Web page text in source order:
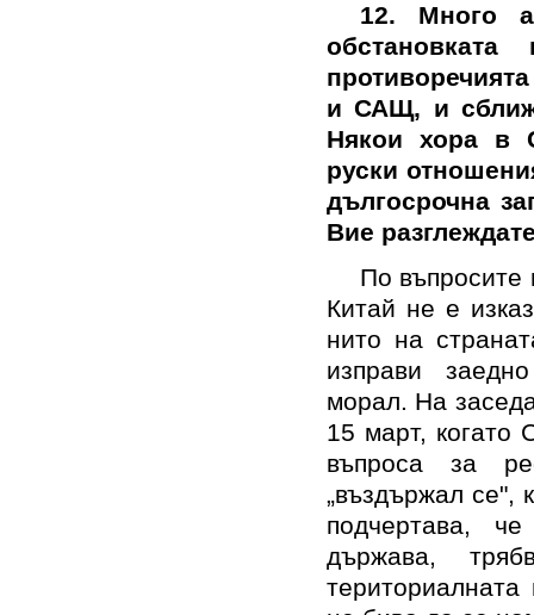
12. Много
и САЩ, и
Някои хора в
руски
дългосрочна
Вие
По въпросите
Китай не е
нито на
изправи
морал. На
15 март, когато
въпроса за
„въздържал се",
подчертава,
държава,